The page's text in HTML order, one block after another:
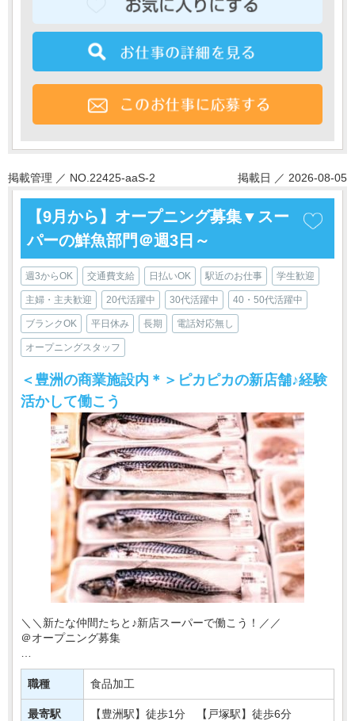
掲載管理 ／ NO.22425-aaS-2 掲載日 ／ 2026-08-05
【9月から】オープニング募集▼スー
パーの鮮魚部門＠週3日～
週3からOK 交通費支給 日払いOK 駅近のお仕事 学生歓迎
主婦・主夫歓迎 20代活躍中 30代活躍中 40・50代活躍中
ブランクOK 平日休み 長期 電話対応無し
オープニングスタッフ
＜豊洲の商業施設内＊＞ピカピカの新店舗♪経験
活かして働こう
＼＼新たな仲間たちと♪新店スーパーで働こう！／／
＠オープニング募集
東京・神奈川を中心にお店を展開♪
このたび有名スーパーマーケットの新店が
【豊洲駅】にニューオープン！！！
職種 食品加工
最寄駅 【豊洲駅】徒歩1分 【戸塚駅】徒歩6分